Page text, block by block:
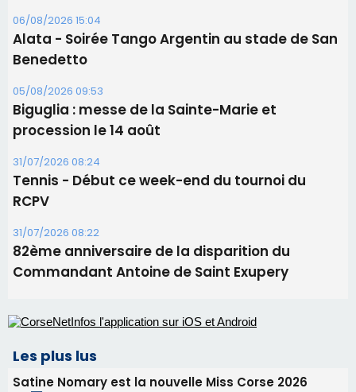
06/08/2026 15:04
Alata - Soirée Tango Argentin au stade de San
Benedetto
05/08/2026 09:53
Biguglia : messe de la Sainte-Marie et
procession le 14 août
31/07/2026 08:24
Tennis - Début ce week-end du tournoi du
RCPV
31/07/2026 08:22
82ème anniversaire de la disparition du
Commandant Antoine de Saint Exupery
Les plus lus
Satine Nomary est la nouvelle Miss Corse 2026